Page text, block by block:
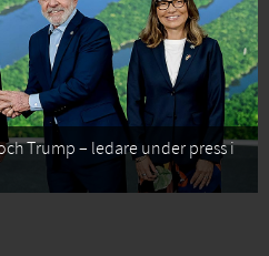
Trump – ledare under press i